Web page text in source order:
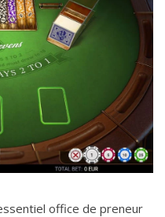
office de preneur